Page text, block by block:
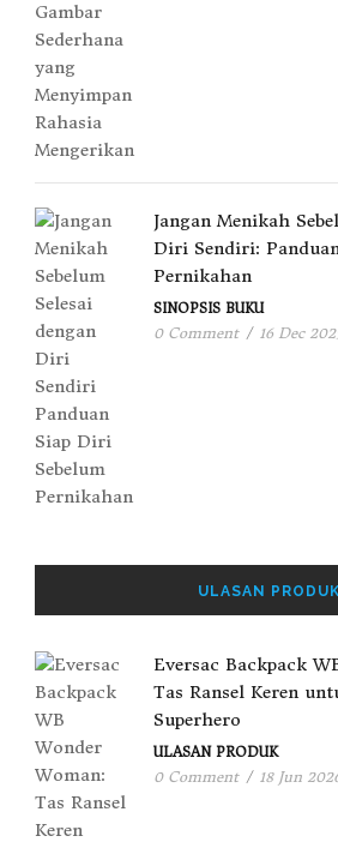
Jangan Menikah
Diri Sendiri:
Pernikahan
SINOPSIS BUKU
0 Comment / 16 Dec
ULASAN PRODUK
Eversac Backpack
Tas Ransel Keren
Superhero
ULASAN PRODUK
0 Comment / 18 Jun